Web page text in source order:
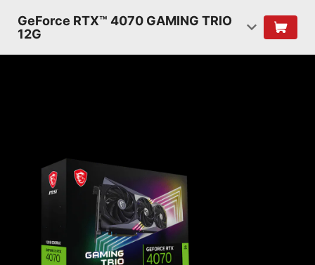
GeForce RTX™ 4070 GAMING TRIO
12G